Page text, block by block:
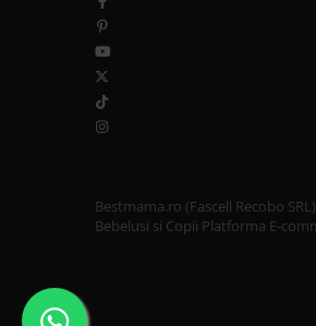
Bestmama.ro (Fascell Recobo
Bebelusi si Copii Platforma E-